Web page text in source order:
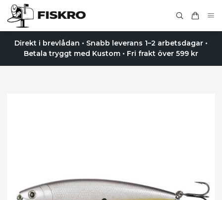
Direkt i brevlådan • Snabb leverans 1–2 arbetsdagar •
Betala tryggt med Kustom • Fri frakt över 599 kr